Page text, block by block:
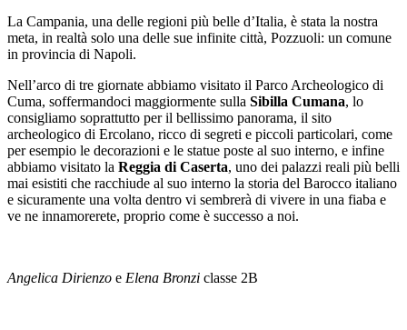
La Campania, una delle regioni più belle d’Italia, è stata la nostra
meta, in realtà solo una delle sue infinite città, Pozzuoli: un comune
in provincia di Napoli.
Nell’arco di tre giornate abbiamo visitato il Parco Archeologico di
Cuma, soffermandoci maggiormente sulla Sibilla Cumana, lo
consigliamo soprattutto per il bellissimo panorama, il sito
archeologico di Ercolano, ricco di segreti e piccoli particolari, come
per esempio le decorazioni e le statue poste al suo interno, e infine
abbiamo visitato la Reggia di Caserta, uno dei palazzi reali più belli
mai esistiti che racchiude al suo interno la storia del Barocco italiano
e sicuramente una volta dentro vi sembrerà di vivere in una fiaba e
ve ne innamorerete, proprio come è successo a noi.
Angelica Dirienzo e Elena Bronzi classe 2B